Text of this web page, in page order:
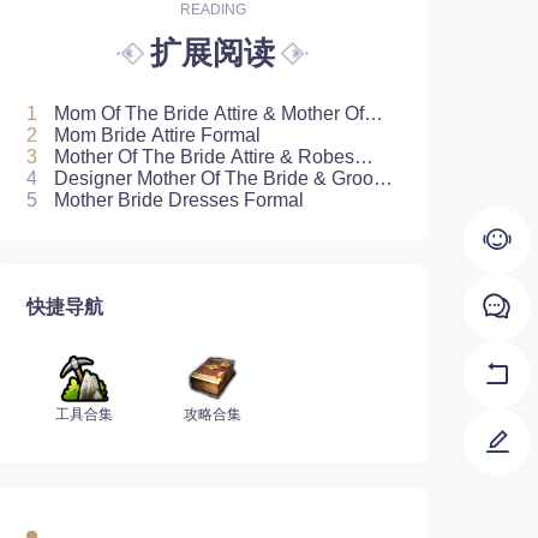
READING
扩展阅读
1
The Groom Attire
2
Mom Bride Attire Formal
3
2021
4
Dresses
5 Mother Bride Dresses Formal
快捷导航
工具合集 攻略合集